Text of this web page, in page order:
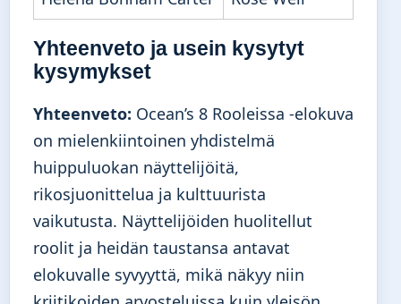
Yhteenveto ja usein kysytyt
kysymykset
Yhteenveto: Ocean’s 8 Rooleissa -elokuva
on mielenkiintoinen yhdistelmä
huippuluokan näyttelijöitä,
rikosjuonittelua ja kulttuurista
vaikutusta. Näyttelijöiden huolitellut
roolit ja heidän taustansa antavat
elokuvalle syvyyttä, mikä näkyy niin